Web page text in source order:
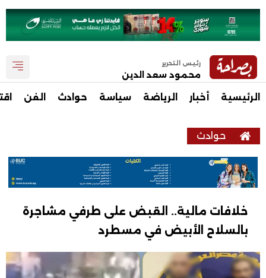
رئيس التحرير
محمود سعد الدين
الرئيسية أخبار الرياضة سياسة حوادث الفن
حوادث
خلافات مالية.. القبض على طرفي مشاجرة
بالسلاح الأبيض في مسطرد